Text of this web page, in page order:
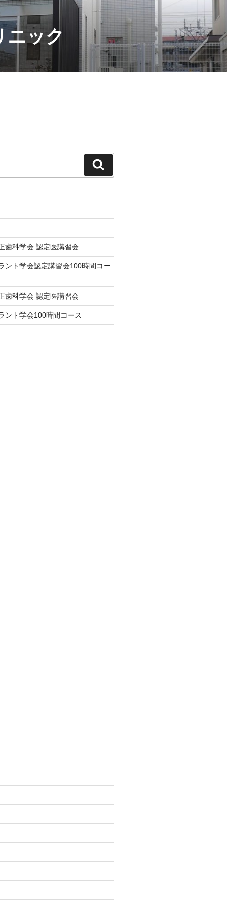
ニック
索
歯科学会 認定医講習会
ント学会認定講習会100時間コー
歯科学会 認定医講習会
ント学会100時間コース